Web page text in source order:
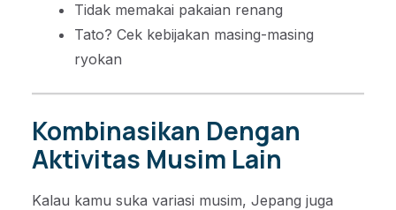
Tidak memakai pakaian renang
Tato? Cek kebijakan masing-masing
ryokan
Kombinasikan Dengan
Aktivitas Musim Lain
Kalau kamu suka variasi musim, Jepang juga